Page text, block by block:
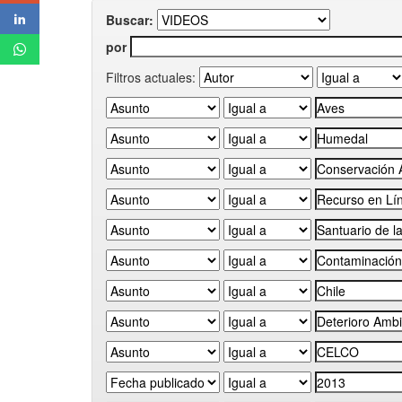
Buscar:
por
Filtros actuales: